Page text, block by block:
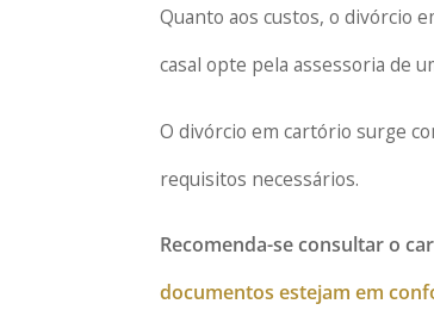
Quanto aos custos, o divórcio
casal opte pela assessoria de
O divórcio em cartório surge
requisitos necessários.
Recomenda-se consultar o
documentos estejam em